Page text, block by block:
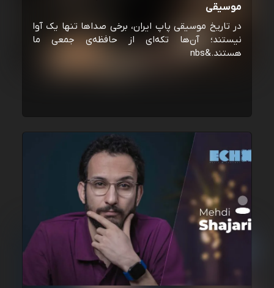
موسیقی
در تاریخ موسیقی پاپ ایران، برخی صداها تنها یک آوا
نیستند؛ آن‌ها تکه‌ای از حافظه‌ی جمعی ما
هستند.&nbs